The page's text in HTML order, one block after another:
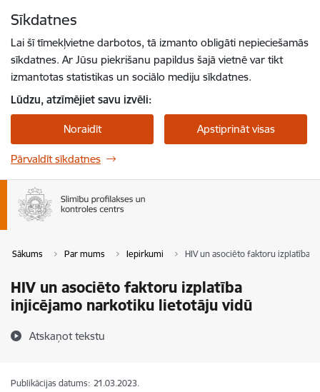
Sīkdatnes
Lai šī tīmekļvietne darbotos, tā izmanto obligāti nepieciešamās
sīkdatnes. Ar Jūsu piekrišanu papildus šajā vietnē var tikt
izmantotas statistikas un sociālo mediju sīkdatnes.
Lūdzu, atzīmējiet savu izvēli:
Noraidīt Apstiprināt visas
Pārvaldīt sīkdatnes
Sākums Par mums Iepirkumi HIV un asociēto faktoru izplatība
HIV un asociēto faktoru izplatība
injicējamo narkotiku lietotāju vidū
Atskaņot tekstu
Publikācijas datums: 21.03.2023.